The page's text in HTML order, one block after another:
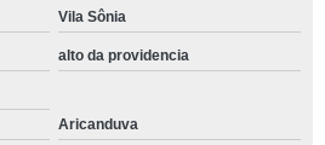
Vila Sônia
alto da providencia
Aricanduva